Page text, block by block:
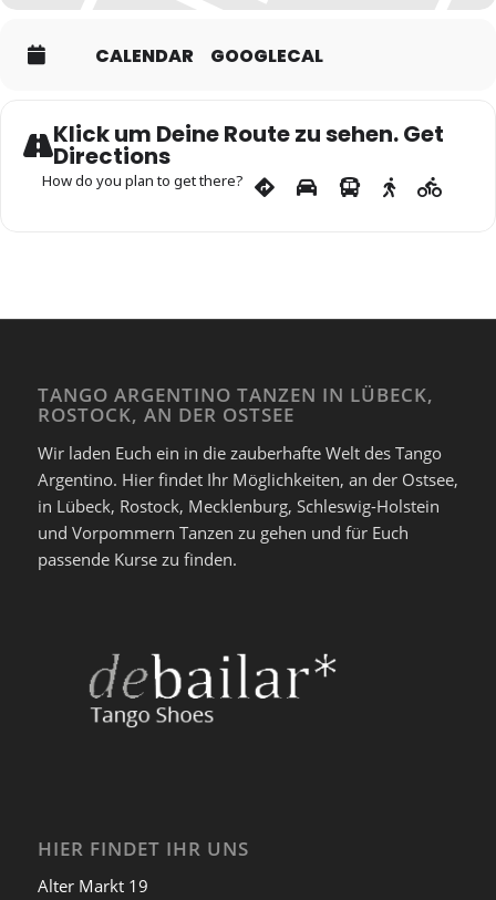
CALENDAR GOOGLECAL
Klick um Deine Route zu sehen. Get
Directions
How do you plan to get there?
TANGO ARGENTINO TANZEN IN LÜBECK,
ROSTOCK, AN DER OSTSEE
Wir laden Euch ein in die zauberhafte Welt des Tango
Argentino. Hier findet Ihr Möglichkeiten, an der Ostsee,
in Lübeck, Rostock, Mecklenburg, Schleswig-Holstein
und Vorpommern Tanzen zu gehen und für Euch
passende Kurse zu finden.
HIER FINDET IHR UNS
Alter Markt 19